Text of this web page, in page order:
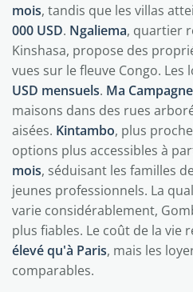
mois, tandis que les villas
000 USD. Ngaliema, quartier
Kinshasa, propose des
vues sur le fleuve Congo. Les
USD mensuels. Ma Campagne
maisons dans des rues
aisées. Kintambo, plus
options plus accessibles à
mois, séduisant les familles
jeunes professionnels. La
varie considérablement,
plus fiables. Le coût de la vie
élevé qu'à Paris, mais les
comparables.